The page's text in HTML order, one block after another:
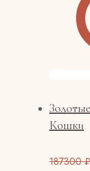
Кошки
187300₽